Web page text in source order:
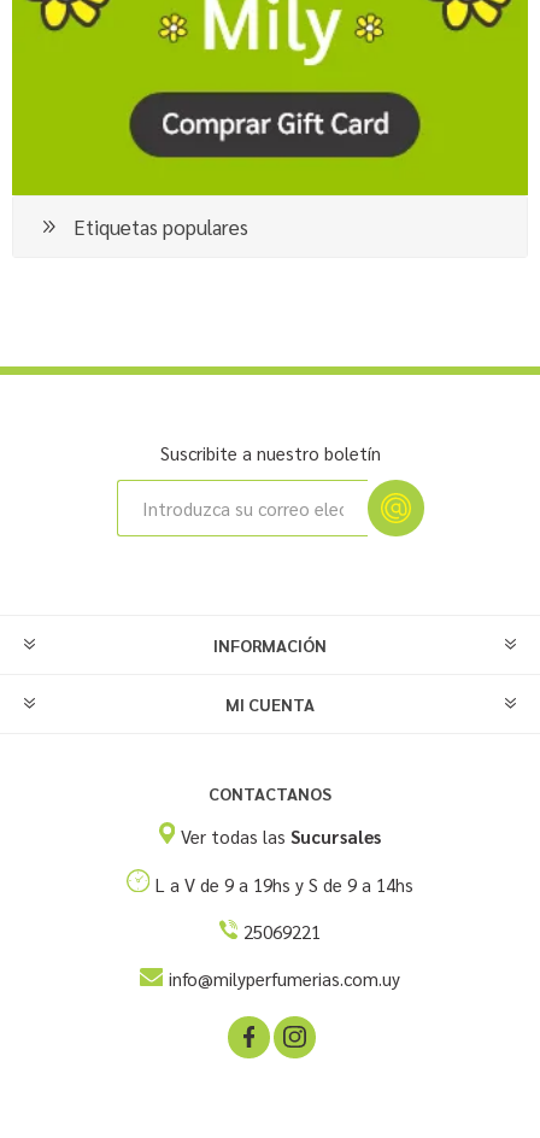
Etiquetas populares
Suscribite a nuestro boletín
INFORMACIÓN
MI CUENTA
CONTACTANOS
Ver todas lasSucursales
L a V de 9 a 19hs y S de 9 a 14hs
25069221
info@milyperfumerias.com.uy